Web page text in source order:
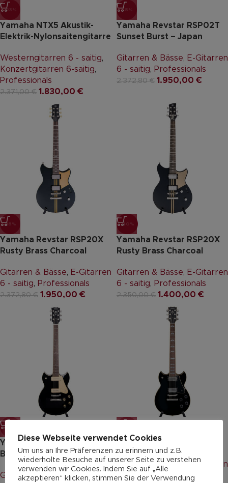
-23%
Yamaha NTX5 Akustik-
Elektrik-Nylonsaitengitarre
Westerngitarren 6 - saitig,
Konzertgitarren 6-saitig,
Professionals
2.371,00€ 1.830,00 €
-18%
Yamaha Revstar RSP02T
Sunset Burst – Japan
Gitarren & Bässe, E-Gitarren
6 - saitig, Professionals
2.372,80€ 1.950,00 €
-18%
Yamaha Revstar RSP20X
Rusty Brass Charcoal
Gitarren & Bässe, E-Gitarren
6 - saitig, Professionals
2.372,80€ 1.950,00 €
-40%
Yamaha Revstar RSP20X
Rusty Brass Charcoal
Gitarren & Bässe, E-Gitarren
6 - saitig, Professionals
2.350,00€ 1.400,00 €
-22%
YAMAHA SG1802 P90
Black
Gitarren & Bässe, E-Gitarren
YAMAHA SG1820 Black
Gitarren & Bässe, E-Gitarren
6 - saitig , Professionals
Diese Webseite verwendet Cookies
Um uns an Ihre Präferenzen zu erinnern und z.B.
wiederholte Besuche auf unserer Seite zu verstehen
verwenden wir Cookies. Indem Sie auf „Alle
akzeptieren“ klicken, stimmen Sie der Verwendung